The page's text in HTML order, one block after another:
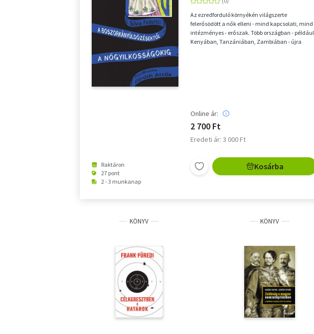
Raktáron
27 pont
2 - 3 munkanap
Az ezredforduló környékén világszerte
felerősödött a nők elleni - mind kapcsolati, mind
intézményes - erőszak. Több országban - például
Kenyában, Tanzániában, Zambiában - újra
Online ár:
2 700 Ft
Eredeti ár: 3 000 Ft
Kosárba
KÖNYV KÖNYV